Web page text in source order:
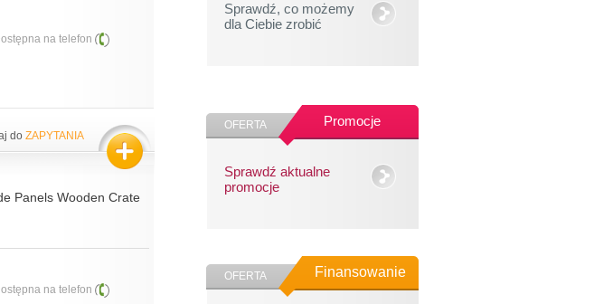
Sprawdź, co możemy
dla Ciebie zrobić
OFERTA Promocje
Sprawdź aktualne
promocje
OFERTA Finansowanie
na telefon
do ZAPYTANIA
Panels Wooden Crate
na telefon